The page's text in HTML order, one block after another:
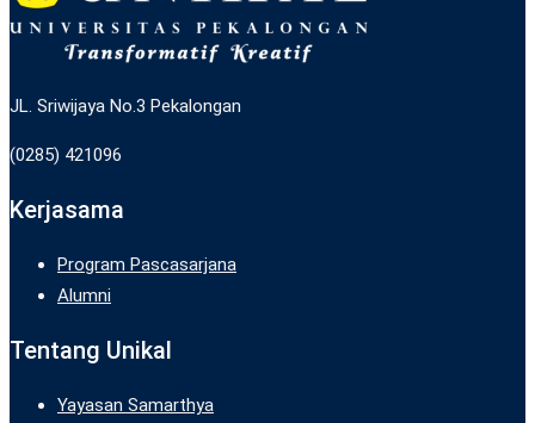
JL. Sriwijaya No.3 Pekalongan
(0285) 421096
Kerjasama
Program Pascasarjana
Alumni
Tentang Unikal
Yayasan Samarthya